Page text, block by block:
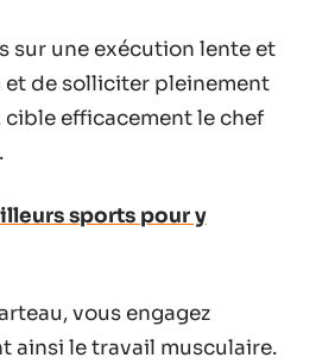
sur une exécution lente et
et de solliciter pleinement
efficacement le chef
sports pour y
vous engagez
ainsi le travail musculaire.